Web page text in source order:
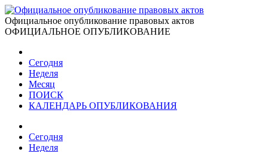
Официальное опубликование правовых актов
ОФИЦИАЛЬНОЕ ОПУБЛИКОВАНИЕ
Сегодня
Неделя
Месяц
ПОИСК
КАЛЕНДАРЬ ОПУБЛИКОВАНИЯ
Сегодня
Неделя